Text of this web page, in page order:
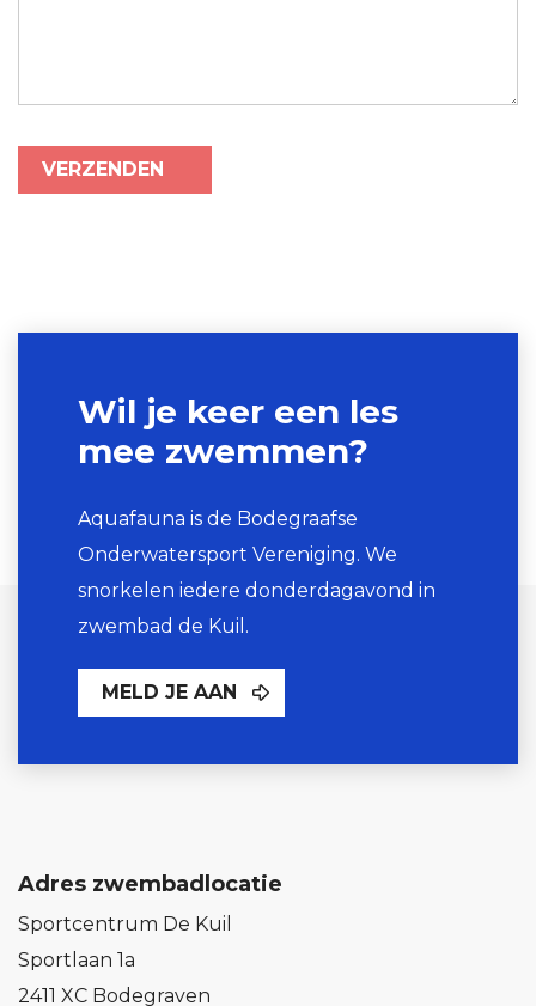
Wil je keer een les
mee zwemmen?
Aquafauna is de Bodegraafse
Onderwatersport Vereniging. We
snorkelen iedere donderdagavond in
zwembad de Kuil.
MELD JE AAN
Adres zwembadlocatie
Sportcentrum De Kuil
Sportlaan 1a
2411 XC Bodegraven